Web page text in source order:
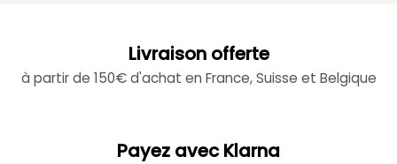
Livraison offerte
à partir de 150€ d'achat en France, Suisse et Belgique
Payez avec Klarna